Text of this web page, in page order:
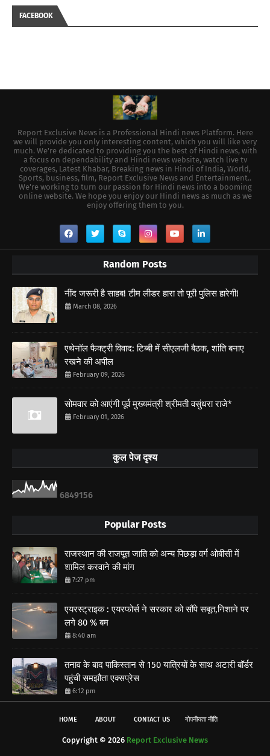
FACEBOOK
Report Exclusive News is a Professional Hindi news Platform. Here
we will provide you only interesting content, which you will like very
much. We're dedicated to providing you the best of Hindi news, with
a focus on dependability and Hindi news website, watch live tv
coverages, Latest Khabar, Breaking news in Hindi of India, World,
Sports, business, film, Report Exclusive News and Entertainment..
We're working to turn our passion for Hindi news into a booming
online website. We hope you enjoy our Hindi news as much as we
enjoy offering them to you.
Random Posts
नींद जरूरी है साहब! टीम लीडर हारा तो पूरी पुलिस हारेगी!
March 08, 2026
एथेनॉल फैक्ट्री विवाद: टिब्बी में सीएलजी बैठक, शांति बनाए
रखने की अपील
February 09, 2026
सोमवार को आएंगी पूर्व मुख्यमंत्री श्रीमती वसुंधरा राजे*
February 01, 2026
कुल पेज दृश्य
6849156
Popular Posts
राजस्थान की राजपूत जाति को अन्य पिछड़ा वर्ग ओबीसी में
शामिल करवाने की मांग
7:27 pm
एयरस्ट्राइक : एयरफोर्स ने सरकार को सौंपे सबूत,निशाने पर
लगे 80 % बम
8:40 am
तनाव के बाद पाकिस्तान से 150 यात्रियों के साथ अटारी बॉर्डर
पहुंची समझौता एक्सप्रेस
6:12 pm
HOME ABOUT CONTACT US गोपनीयता नीति
Copyright © 2026 Report Exclusive News